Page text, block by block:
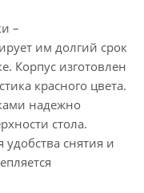
–
им долгий срок
Корпус изготовлен
красного цвета.
надежно
стола.
удобства снятия и